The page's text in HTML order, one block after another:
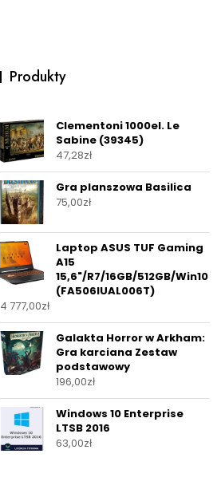
Produkty
Clementoni 1000el. Le
Sabine (39345)
47,28zł
Gra planszowa Basilica
75,00zł
Laptop ASUS TUF Gaming
A15
15,6"/R7/16GB/512GB/Win10
(FA506IUAL006T)
4 777,00zł
Galakta Horror w Arkham:
Gra karciana Zestaw
podstawowy
196,00zł
Windows 10 Enterprise
LTSB 2016
63,00zł